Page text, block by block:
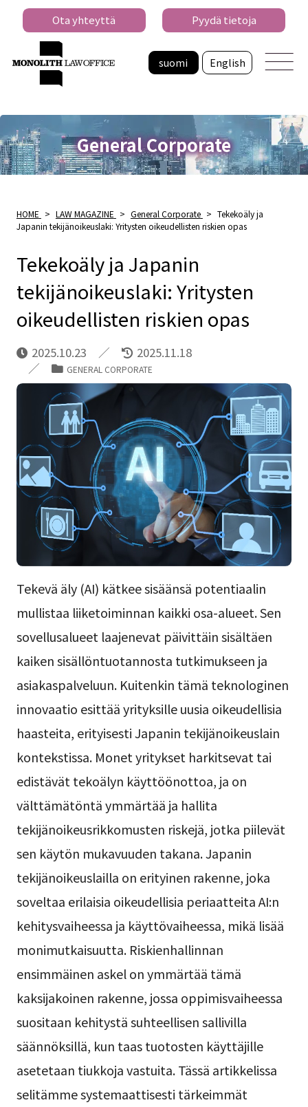
suomi English
Ota yhteyttä Pyydä tietoja
General Corporate
HOME > LAW MAGAZINE > General Corporate > Tekekoäly ja
Japanin tekijänoikeuslaki: Yritysten oikeudellisten riskien opas
Tekekoäly ja Japanin
tekijänoikeuslaki: Yritysten
oikeudellisten riskien opas
2025.10.23 2025.11.18
GENERAL CORPORATE
Tekevä äly (AI) kätkee sisäänsä potentiaalin
mullistaa liiketoiminnan kaikki osa-alueet. Sen
sovellusalueet laajenevat päivittäin sisältäen
kaiken sisällöntuotannosta tutkimukseen ja
asiakaspalveluun. Kuitenkin tämä teknologinen
innovaatio esittää yrityksille uusia oikeudellisia
haasteita, erityisesti Japanin tekijänoikeuslain
kontekstissa. Monet yritykset harkitsevat tai
edistävät tekoälyn käyttöönottoa, ja on
välttämätöntä ymmärtää ja hallita
tekijänoikeusrikkomusten riskejä, jotka piilevät
sen käytön mukavuuden takana. Japanin
tekijänoikeuslailla on erityinen rakenne, joka
soveltaa erilaisia oikeudellisia periaatteita AI:n
kehitysvaiheessa ja käyttövaiheessa, mikä lisää
monimutkaisuutta. Riskienhallinnan
ensimmäinen askel on ymmärtää tämä
kaksijakoinen rakenne, jossa oppimisvaiheessa
suositaan kehitystä suhteellisen sallivilla
säännöksillä, kun taas tuotosten käyttäjille
asetetaan tiukkoja vastuita. Tässä artikkelissa
selitämme systemaattisesti tärkeimmät